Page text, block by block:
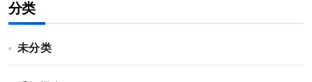
分类
未分类